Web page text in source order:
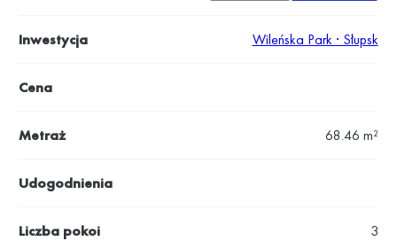
Inwestycja Wileńska Park · Słupsk
Cena
Metraż 68.46 m²
Udogodnienia
Liczba pokoi 3